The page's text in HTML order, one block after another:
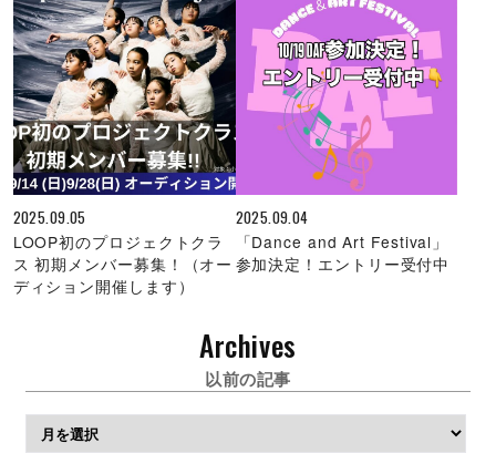
2025.09.05
LOOP初のプロジェクトクラ
ス 初期メンバー募集！（オー
ディション開催します）
2025.09.04
「Dance and Art Festival」
参加決定！エントリー受付中
Archives
以前の記事
ー